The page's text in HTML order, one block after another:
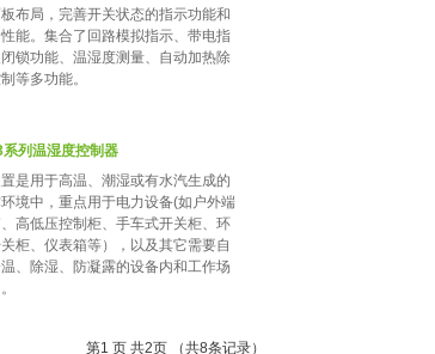
布局，完善开关状态的指示功能和
能。集合了回路模拟指示、带电指
锁功能、温湿度测量、自动加热除
等多功能。
系列温湿度控制器
是用于高温、潮湿或有水汽生成的
境中，重点用于电力设备(如户外端
高低压控制柜、手车式开关柜、环
关柜、仪表箱等），以及其它需要自
、除湿、防凝露的设备内和工作场
第1 页 共2页 （共8条记录）